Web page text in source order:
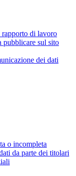
di lavoro
pubblicare sul sito
dei dati
o incompleta
da parte dei titolari